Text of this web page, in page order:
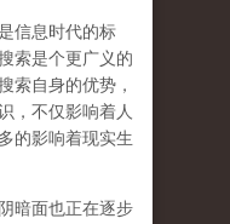
信息时代的标
索是个更广义的
索自身的优势，
，不仅影响着人
的影响着现实生
暗面也正在逐步